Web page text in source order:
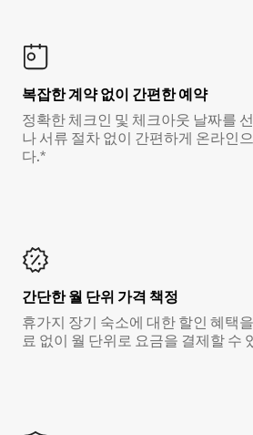
복잡한 계약 없이 간편한 예약
정확한 체크인 및 체크아웃 날짜를
나 서류 절차 없이 간편하게 온라인
다.*
간단한 월 단위 가격 책정
휴가지 장기 숙소에 대한 할인 혜택
료 없이 월 단위로 요금을 결제할 수